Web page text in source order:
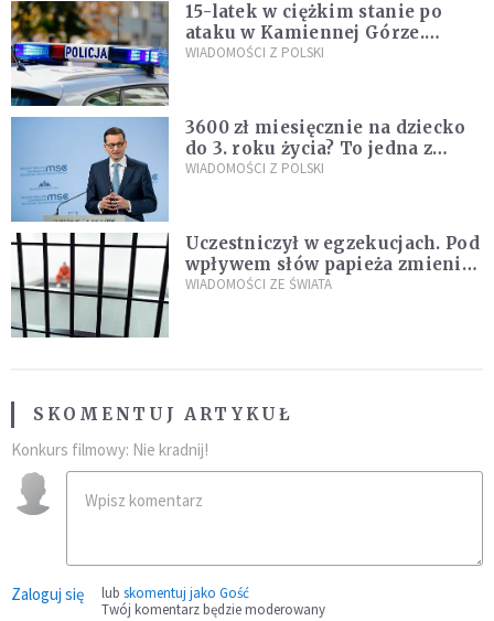
15-latek w ciężkim stanie po
ataku w Kamiennej Górze.
Policja zatrzymała dwóch
WIADOMOŚCI Z POLSKI
3600 zł miesięcznie na dziecko
do 3. roku życia? To jedna z
propozycji programu "Rozwój
WIADOMOŚCI Z POLSKI
Uczestniczył w egzekucjach. Pod
wpływem słów papieża zmienił
zdanie
WIADOMOŚCI ZE ŚWIATA
SKOMENTUJ ARTYKUŁ
Konkurs filmowy: Nie kradnij!
Zaloguj się lub skomentuj jako Gość
Twój komentarz będzie moderowany